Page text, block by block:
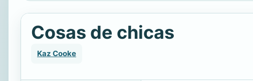
Cosas de chicas
Kaz Cooke